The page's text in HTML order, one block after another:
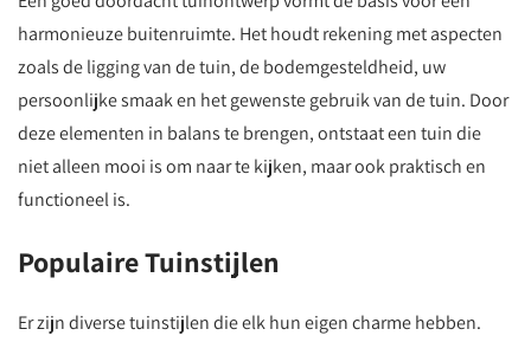
harmonieuze buitenruimte. Het houdt rekening met aspecten
zoals de ligging van de tuin, de bodemgesteldheid, uw
persoonlijke smaak en het gewenste gebruik van de tuin. Door
deze elementen in balans te brengen, ontstaat een tuin die
niet alleen mooi is om naar te kijken, maar ook praktisch en
functioneel is.
Populaire Tuinstijlen
Er zijn diverse tuinstijlen die elk hun eigen charme hebben.